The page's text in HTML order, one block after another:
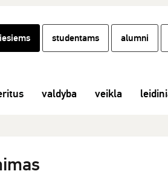
studentams alumni
valdyba veikla